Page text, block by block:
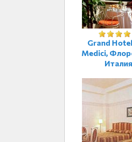
Grand
Medici,
Италия